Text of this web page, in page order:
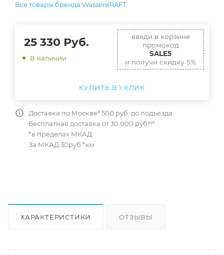
Все товары бренда WasserKRAFT
25 330 Руб.
В наличии
введи в корзине
промокод
SALE5
и получи скидку 5%
КУПИТЬ В 1 КЛИК
Доставка по Москве* 500 руб. до подъезда
Бесплатная доставка от 30.000 руб!!!*
*в пределах МКАД
За МКАД 30руб.*км
ХАРАКТЕРИСТИКИ ОТЗЫВЫ